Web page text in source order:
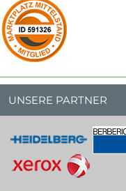
UNSERE PARTNER